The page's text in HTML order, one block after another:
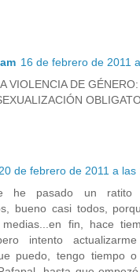
16 de febrero de 2011
VIOLENCIA DE GÉNERO:
20 de febrero de 2011 a las
he pasado un ratito
bueno casi todos,
fin, hace
intento
puedo, tengo tiempo